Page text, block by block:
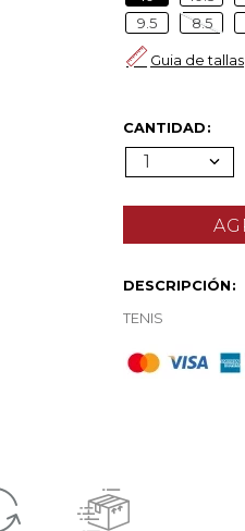
9.5
8.5
Guia de tallas
CANTIDAD
1
DESCRIPCIÓN
TENIS